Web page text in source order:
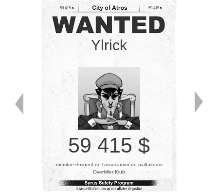
59 415
Ylrick
59 415
59 415 $
membre éminent de l’association de malfaiteurs
Overkiller Klub